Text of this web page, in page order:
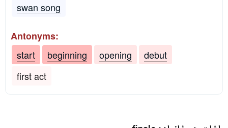
swan song
Antonyms:
start
beginning opening
debut
first act